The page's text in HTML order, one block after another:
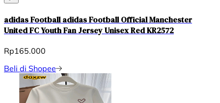
adidas Football adidas Football Official Manchester
United FC Youth Fan Jersey Unisex Red KR2572
Rp165.000
Beli di Shopee